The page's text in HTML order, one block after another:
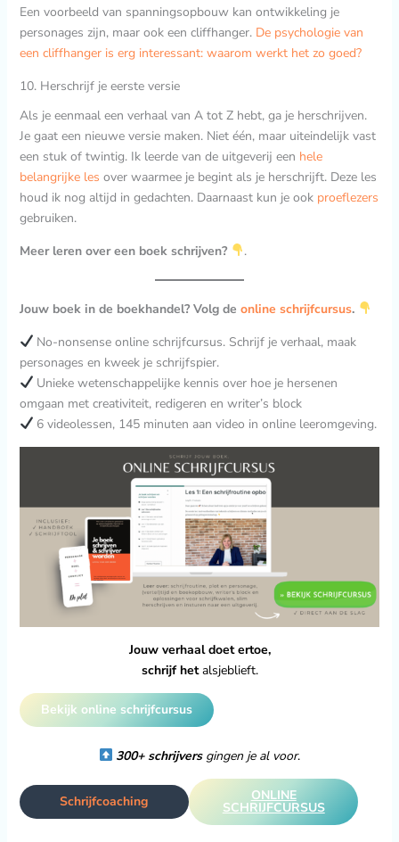
Een voorbeeld van spanningsopbouw kan ontwikkeling je
personages zijn, maar ook een cliffhanger. De psychologie van
een cliffhanger is erg interessant: waarom werkt het zo goed?
10. Herschrijf je eerste versie
Als je eenmaal een verhaal van A tot Z hebt, ga je herschrijven.
Je gaat een nieuwe versie maken. Niet één, maar uiteindelijk vast
een stuk of twintig. Ik leerde van de uitgeverij een hele
belangrijke les over waarmee je begint als je herschrijft. Deze les
houd ik nog altijd in gedachten. Daarnaast kun je ook proeflezers
gebruiken.
Meer leren over een boek schrijven?
.
Jouw boek in de boekhandel? Volg de online schrijfcursus.
No-nonsense online schrijfcursus. Schrijf je verhaal, maak
personages en kweek je schrijfspier.
Unieke wetenschappelijke kennis over hoe je hersenen
omgaan met creativiteit, redigeren en writer’s block
6 videolessen, 145 minuten aan video in online leeromgeving.
Jouw verhaal doet ertoe,
schrijf hetalsjeblieft.
Bekijk online schrijfcursus
300+ schrijvers gingen je al voor.
Schrijfcoaching ONLINE
SCHRIJFCURSUS